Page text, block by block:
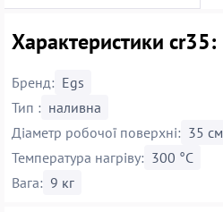
Характеристики cr35:
Бренд: Egs
Тип : наливна
Діаметр робочої поверхні: 35 см
Температура нагріву: 300 °C
Вага: 9 кг